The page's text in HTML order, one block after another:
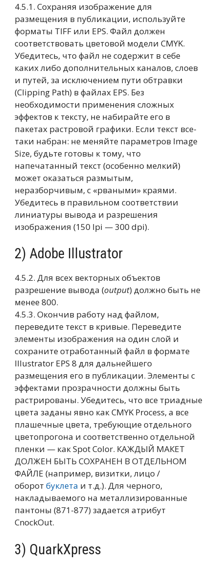
4.5.1. Сохраняя изображение для
размещения в публикации, используйте
форматы TIFF или EPS. Файл должен
соответствовать цветовой модели CMYK.
Убедитесь, что файл не содержит в себе
каких либо дополнительных каналов, слоев
и путей, за исключением пути обтравки
(Clipping Path) в файлах EPS. Без
необходимости применения сложных
эффектов к тексту, не набирайте его в
пакетах растровой графики. Если текст все-
таки набран: не меняйте параметров Image
Size, будьте готовы к тому, что
напечатанный текст (особенно мелкий)
может оказаться размытым,
неразборчивым, с «рваными» краями.
Убедитесь в правильном соответствии
линиатуры вывода и разрешения
изображения (150 lpi — 300 dpi).
2) Adobe Illustrator
4.5.2. Для всех векторных объектов
разрешение вывода (output) должно быть не
менее 800.
4.5.3. Окончив работу над файлом,
переведите текст в кривые. Переведите
элементы изображения на один слой и
сохраните отработанный файл в формате
Illustrator EPS 8 для дальнейшего
размещения его в публикации. Элементы с
эффектами прозрачности должны быть
растрированы. Убедитесь, что все триадные
цвета заданы явно как CMYK Process, а все
плашечные цвета, требующие отдельного
цветопрогона и соответственно отдельной
пленки — как Spot Color. КАЖДЫЙ МАКЕТ
ДОЛЖЕН БЫТЬ СОХРАНЕН В ОТДЕЛЬНОМ
ФАЙЛЕ (например, визитки, лицо /
оборот буклета и т.д.). Для черного,
накладываемого на металлизированные
пантоны (871-877) задается атрибут
CnockOut.
3) QuarkXpress